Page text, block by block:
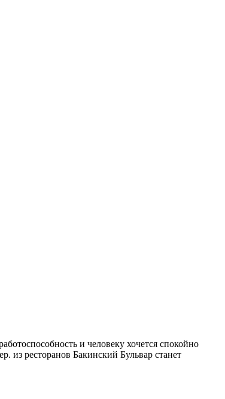
и человеку хочется спокойно
из ресторанов Бакинский Бульвар станет